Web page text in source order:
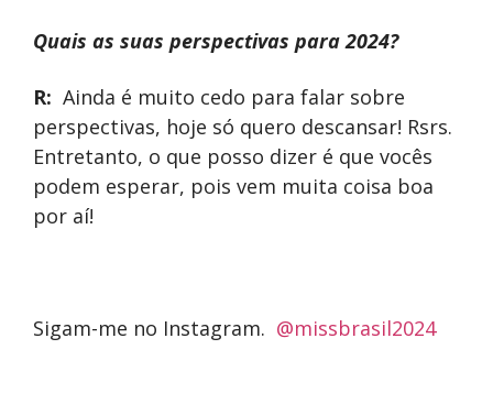
Quais as suas perspectivas para 2024?
R: Ainda é muito cedo para falar sobre
perspectivas, hoje só quero descansar! Rsrs.
Entretanto, o que posso dizer é que vocês
podem esperar, pois vem muita coisa boa
por aí!
Sigam-me no Instagram. @missbrasil2024